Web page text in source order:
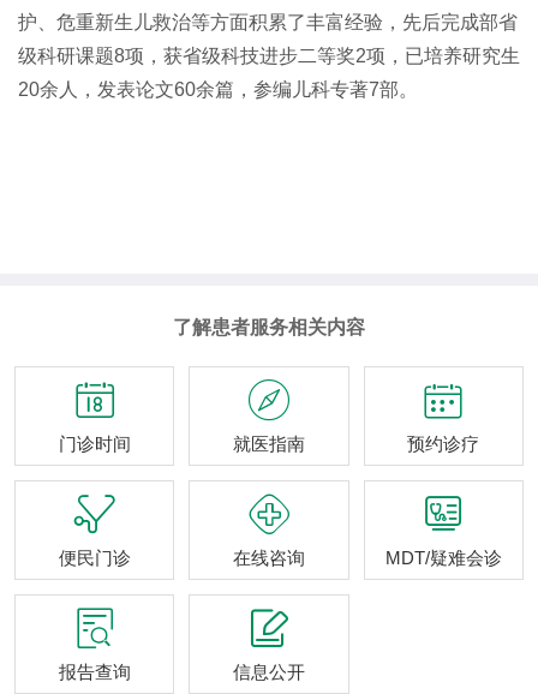
护、危重新生儿救治等方面积累了丰富经验，先后完成部省
级科研课题8项，获省级科技进步二等奖2项，已培养研究生
20余人，发表论文60余篇，参编儿科专著7部。
了解患者服务相关内容

门诊时间

就医指南

预约诊疗

便民门诊

在线咨询

MDT/疑难会诊

报告查询

信息公开